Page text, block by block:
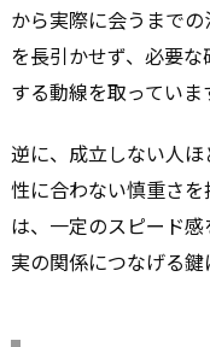
から実際に会うまで
を長引かせず、必要
する動線を取っていま
逆に、成立しない人
性に合わない慎重さ
は、一定のスピード
実の関係につなげる鍵